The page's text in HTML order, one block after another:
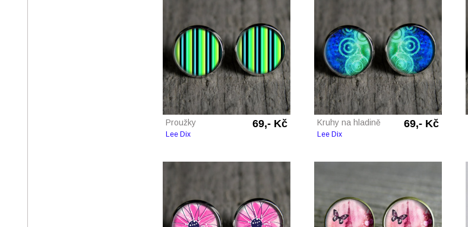
Proužky 69,- Kč
Lee Dix
Kruhy na hladině 69,- Kč
Lee Dix